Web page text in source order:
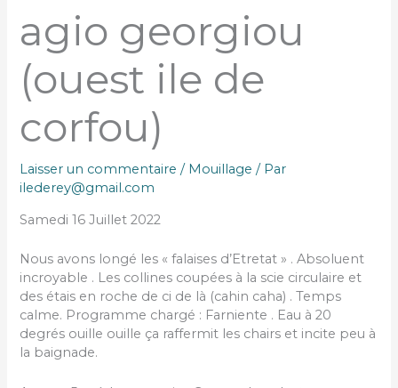
agio georgiou
(ouest ile de
corfou)
Laisser un commentaire / Mouillage / Par
ilederey@gmail.com
Samedi 16 Juillet 2022
Nous avons longé les « falaises d’Etretat » . Absoluent
incroyable . Les collines coupées à la scie circulaire et
des étais en roche de ci de là (cahin caha) . Temps
calme. Programme chargé : Farniente . Eau à 20
degrés ouille ouille ça raffermit les chairs et incite peu à
la baignade.